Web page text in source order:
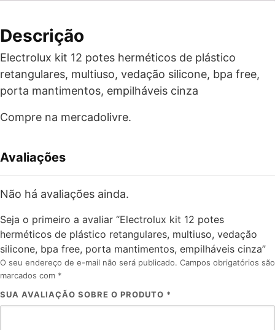
Descrição
Electrolux kit 12 potes herméticos de plástico
retangulares, multiuso, vedação silicone, bpa free,
porta mantimentos, empilháveis cinza
Compre na mercadolivre.
Avaliações
Não há avaliações ainda.
Seja o primeiro a avaliar “Electrolux kit 12 potes
herméticos de plástico retangulares, multiuso, vedação
silicone, bpa free, porta mantimentos, empilháveis cinza”
O seu endereço de e-mail não será publicado. Campos obrigatórios são
marcados com *
SUA AVALIAÇÃO SOBRE O PRODUTO *